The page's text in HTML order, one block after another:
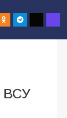
ВСУ